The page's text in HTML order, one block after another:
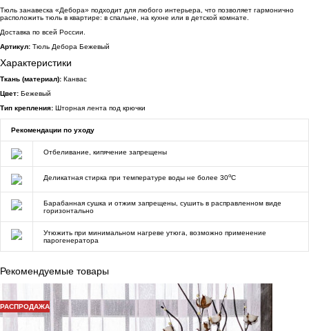
Тюль занавеска «Дебора» подходит для любого интерьера, что позволяет гармонично
расположить тюль в квартире: в спальне, на кухне или в детской комнате.
Доставка по всей России.
Артикул: Тюль Дебора Бежевый
Характеристики
Ткань (материал): Канвас
Цвет: Бежевый
Тип крепления: Шторная лента под крючки
Рекомендации по уходу
Отбеливание, кипячение запрещены
Деликатная стирка при температуре воды не более 30oC
Барабанная сушка и отжим запрещены, сушить в расправленном виде
горизонтально
Утюжить при минимальном нагреве утюга, возможно применение
парогенератора
Рекомендуемые товары
РАСПРОДАЖА